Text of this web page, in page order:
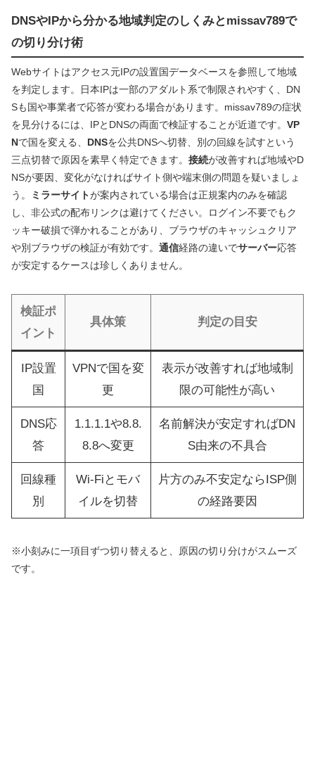
DNSやIPから分かる地域判定のしくみとmissav789で
の切り分け術
Webサイトはアクセス元IPの設置国データベースを参照して地域
を判定します。日本IPは一部のアダルト系で制限されやすく、DN
Sも国や事業者で応答が変わる場合があります。missav789の症状
を見分けるには、IPとDNSの両面で検証することが近道です。 VP
Nで国を変える、 DNSを公共DNSへ切替、別の回線を試すという
三点切替で原因を素早く特定できます。 接続が改善すれば地域やD
NSが要因、変化がなければサイト側や端末側の問題を疑いましょ
う。
ミラーサイトが案内されている場合は正規案内のみを確認
し、非公式の配布リンクは避けてください。ログイン不要でもク
ッキー破損で弾かれることがあり、ブラウザのキャッシュクリア
や別ブラウザの検証が有効です。 通信経路の違いでサーバー応答
が安定するケースは珍しくありません。
検証ポ
イント
具体策 判定の目安
IP設置
国
VPNで国を変
更
表示が改善すれば地域制
限の可能性が高い
DNS応
答
1.1.1.1や8.8.
8.8へ変更
名前解決が安定すればDN
S由来の不具合
回線種
別
Wi‑Fiとモバ
イルを切替
片方のみ不安定ならISP側
の経路要因
※小刻みに一項目ずつ切り替えると、原因の切り分けがスムーズ
です。